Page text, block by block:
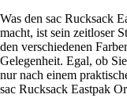
Was den sac Rucksack
macht, ist sein zeitloser
den verschiedenen
Gelegenheit. Egal, ob
nur nach einem
sac Rucksack Eastpak